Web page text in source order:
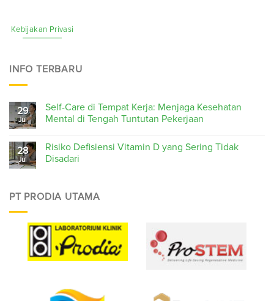
Kebijakan Privasi
INFO TERBARU
29
Jul
Self-Care di Tempat Kerja: Menjaga Kesehatan
Mental di Tengah Tuntutan Pekerjaan
28
Jul
Risiko Defisiensi Vitamin D yang Sering Tidak
Disadari
PT PRODIA UTAMA